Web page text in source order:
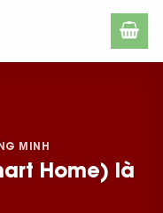
MINH
Home) là